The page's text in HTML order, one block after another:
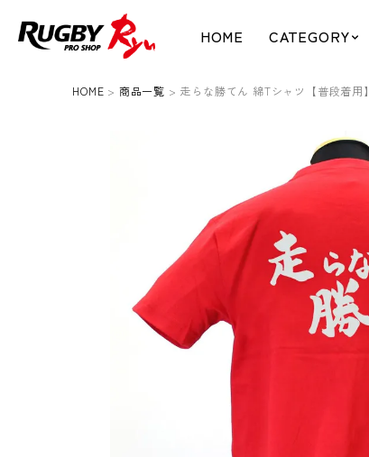
HOME CATEGORY
HOME 商品一覧 走らな勝てん 綿Tシャツ【普段着用】